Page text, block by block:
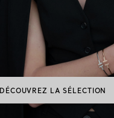
DÉCOUVREZ LA SÉLECTION